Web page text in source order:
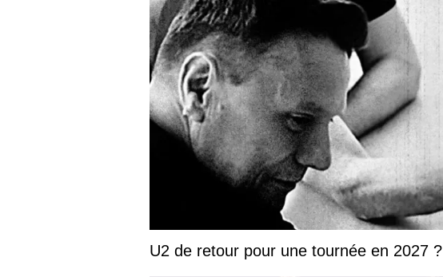
U2 de retour pour une tournée en 2027 ?